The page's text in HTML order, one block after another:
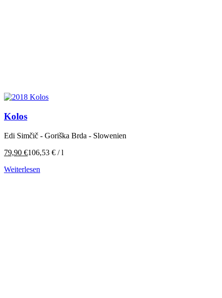
Kolos
Edi Simčič - Goriška Brda - Slowenien
79,90 €106,53 € /l
Weiterlesen